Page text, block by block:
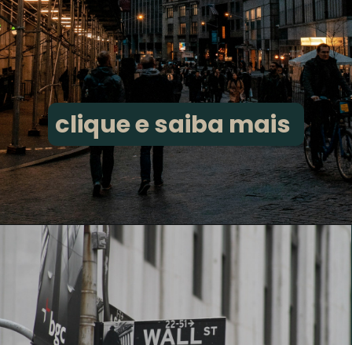
clique e saiba mais